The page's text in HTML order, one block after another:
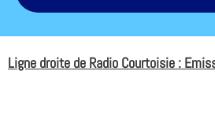
Ligne droite de Radio Courtoisie :